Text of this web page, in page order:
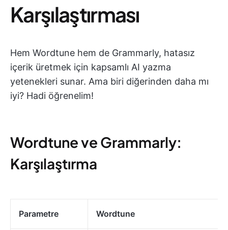
Karşılaştırması
Hem Wordtune hem de Grammarly, hatasız
içerik üretmek için kapsamlı AI yazma
yetenekleri sunar. Ama biri diğerinden daha mı
iyi? Hadi öğrenelim!
Wordtune ve Grammarly:
Karşılaştırma
Parametre Wordtune